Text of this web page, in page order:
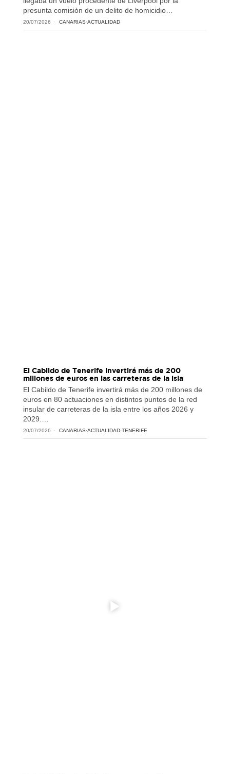
presunta comisión de un delito de homicidio…
20/07/2026 CANARIAS·ACTUALIDAD
El Cabildo de Tenerife invertirá más de 200
millones de euros en las carreteras de la isla
El Cabildo de Tenerife invertirá más de 200 millones de
euros en 80 actuaciones en distintos puntos de la red
insular de carreteras de la isla entre los años 2026 y
2029.…
20/07/2026 CANARIAS·ACTUALIDAD·TENERIFE